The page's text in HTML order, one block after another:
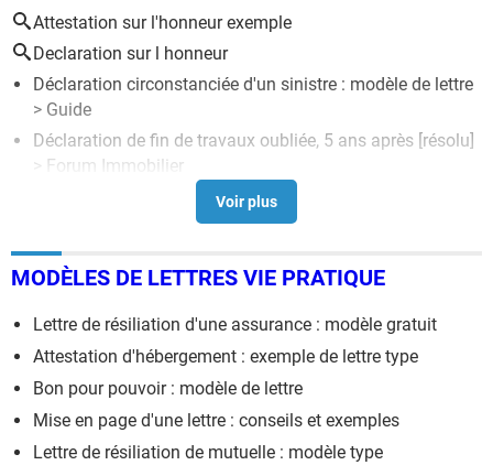
Attestation sur l'honneur exemple
Declaration sur l honneur
Déclaration circonstanciée d'un sinistre : modèle de lettre
> Guide
Déclaration de fin de travaux oubliée, 5 ans après [résolu]
> Forum Immobilier
Déclaration de succession 2705
Déclaration de perte : modèle de lettre
Formulaire 2042 RICI 2026 : télécharger le cerfa en PDF
MODÈLES DE LETTRES VIE PRATIQUE
Lettre de résiliation d'une assurance : modèle gratuit
Attestation d'hébergement : exemple de lettre type
Bon pour pouvoir : modèle de lettre
Mise en page d'une lettre : conseils et exemples
Lettre de résiliation de mutuelle : modèle type